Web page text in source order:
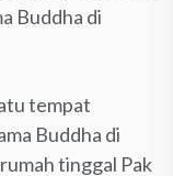
Buddha di
tempat
Buddha di
tinggal Pak